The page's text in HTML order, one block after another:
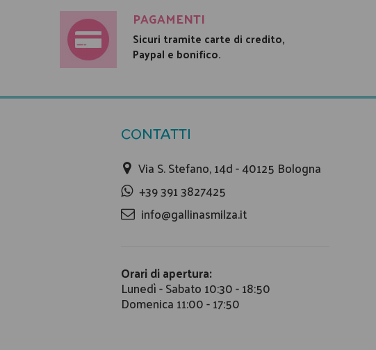
PAGAMENTI
Sicuri tramite carte di credito,
Paypal e bonifico.
CONTATTI
Via S. Stefano, 14d - 40125 Bologna
+39 391 3827425
info@gallinasmilza.it
Orari di apertura:
Lunedì - Sabato 10:30 - 18:50
Domenica 11:00 - 17:50